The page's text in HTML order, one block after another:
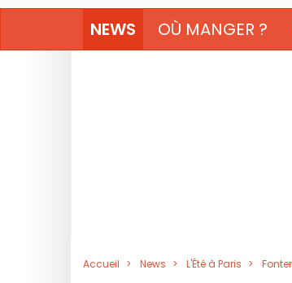
NEWS OÙ MANGER ?
Accueil News L'Été à Paris